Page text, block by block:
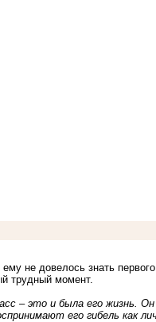
не довелось знать
трудный момент.
– это и была его жизнь. Он
его гибель как